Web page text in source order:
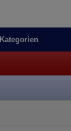
Kategorien